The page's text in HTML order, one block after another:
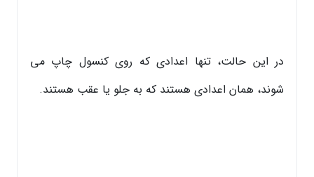
در این حالت، تنها اعدادی که روی کنسول چاپ می
شوند، همان اعدادی هستند که به جلو یا عقب هستند.